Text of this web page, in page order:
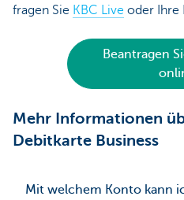
fragen Sie KBC Live oder Ihre
Beantragen
Mehr Informationen
Debitkarte Business
Mit welchem Konto kann